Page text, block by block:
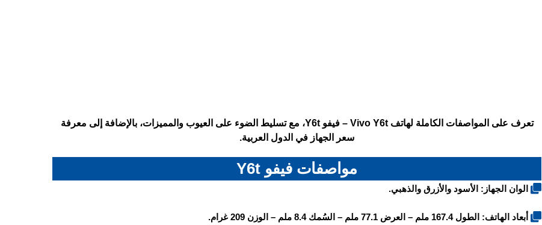
تعرف على المواصفات الكاملة لهاتف Vivo Y6t – فيفو Y6t، مع تسليط الضوء على العيوب والمميزات، بالإضافة إلى معرفة
سعر الجهاز في الدول العربية.
مواصفات فيفو Y6t
الوان الجهاز: الأسود والأزرق والذهبي.
أبعاد الهاتف: الطول 167.4 ملم – العرض 77.1 ملم – السُمك 8.4 ملم – الوزن 209 غرام.